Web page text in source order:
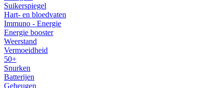
Suikerspiegel
Hart- en bloedvaten
Immuno - Energie
Energie booster
Weerstand
Vermoeidheid
50+
Snurken
Batterijen
Geheugen